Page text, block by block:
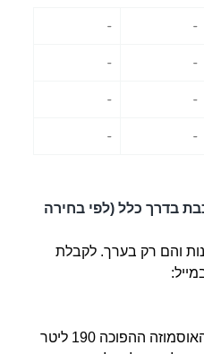
-
-
-
-
-
-
-
-
בדרך כלל (לפי בחירה
והם רק בערך. לקבלת
1. מערכת טיהור מים בשיטת האוסמוזה ההפוכה 190 ליטר